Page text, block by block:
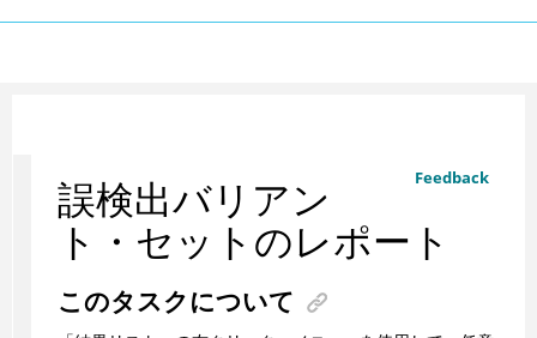
Feedback
誤検出バリアン
ト・セットのレポート
このタスクについて